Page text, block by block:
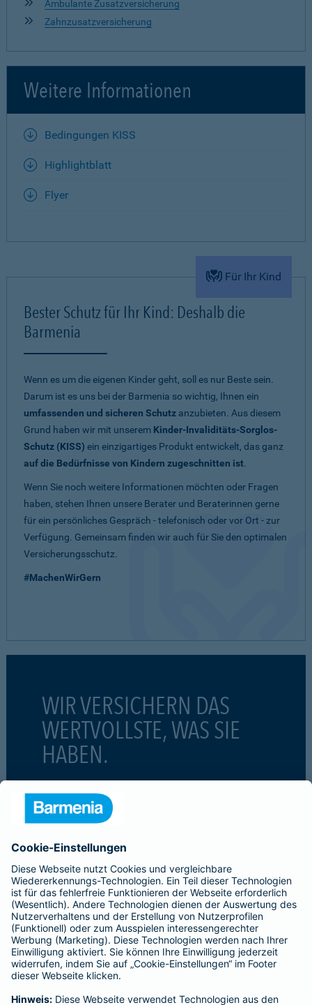
Ambulante Zusatzversicherung
Zahnzusatzversicherung
Weitere Informationen
Bedingungen KISS
Highlightblatt
Flyer
Für Ihr Kind
Bester Schutz für Ihr Kind: Deshalb die
Barmenia
Wenn es um die eigenen Kinder geht, soll es nur Beste sein.
Darum ist es uns bei der Barmenia so wichtig, Ihnen ein
umfassenden und sicheren Schutz anzubieten. Aus diesem
Grund haben wir mit unserem Kinder-Invaliditäts-Sorglos-
Schutz (KISS) ein einzigartiges Produkt entwickelt, das ganz
auf die Bedürfnisse von Kindern zugeschnitten ist.
Wenn Sie noch weitere Informationen möchten oder Fragen
haben, stehen Ihnen unsere Berater und Beraterinnen gerne
für ein persönliches Gespräch - telefonisch oder vor Ort - zur
Verfügung. Gemeinsam finden wir auch für Sie den optimalen
Versicherungsschutz.
#MachenWirGern
WIR VERSICHERN DAS
WERTVOLLSTE, WAS SIE
HABEN.
#MachenWirGern
ÜBER BARMENIA
Kontakt
Karriere
Presse